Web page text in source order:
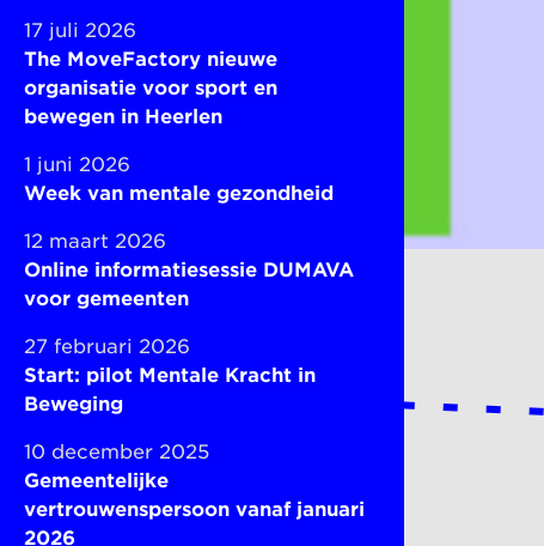
17 juli 2026
The MoveFactory nieuwe
organisatie voor sport en
bewegen in Heerlen
1 juni 2026
Week van mentale gezondheid
12 maart 2026
Online informatiesessie DUMAVA
voor gemeenten
27 februari 2026
Start: pilot Mentale Kracht in
Beweging
10 december 2025
Gemeentelijke
vertrouwenspersoon vanaf januari
2026